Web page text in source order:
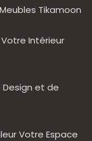
Tikamoon
Intérieur
Design et de
Votre Espace